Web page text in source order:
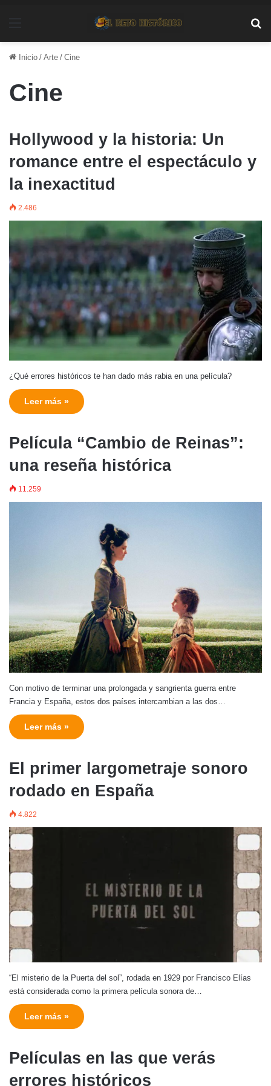
Inicio / Arte / Cine
Cine
Hollywood y la historia: Un
romance entre el espectáculo y
la inexactitud
2.486
¿Qué errores históricos te han dado más rabia en una película?
Leer más »
Película “Cambio de Reinas”:
una reseña histórica
11.259
Con motivo de terminar una prolongada y sangrienta guerra entre
Francia y España, estos dos países intercambian a las dos…
Leer más »
El primer largometraje sonoro
rodado en España
4.822
“El misterio de la Puerta del sol”, rodada en 1929 por Francisco Elías
está considerada como la primera película sonora de…
Leer más »
Películas en las que verás
errores históricos